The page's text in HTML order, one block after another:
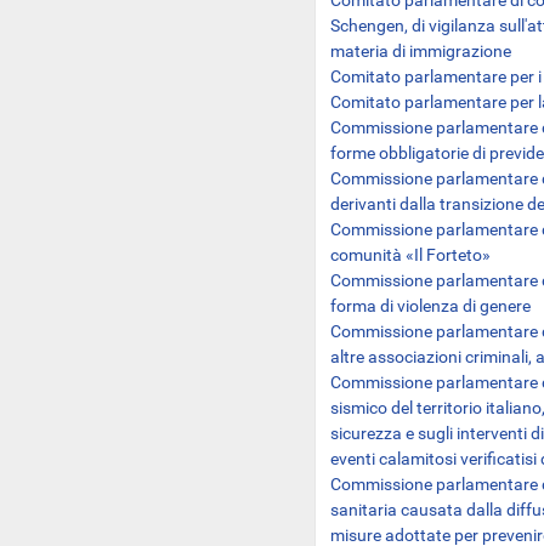
Schengen, di vigilanza
materia di immigrazione
Comitato parlamentare per
Comitato parlamentare per
Commissione
forme obbligatorie di
Commissione
derivanti dalla transizione
Commissione
comunità «Il Forteto»
Commissione parlamentare
forma di violenza di genere
Commissione parlamentare
altre associazioni criminali,
Commissione parlamentare
sismico del territorio
sicurezza e sugli interventi
eventi calamitosi verificatisi
Commissione parlamentare
sanitaria causata dalla
misure adottate per